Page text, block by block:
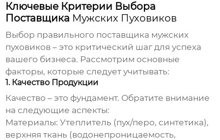
Ключевые Критерии Выбора
Поставщика Мужских Пуховиков
Выбор правильного поставщика мужских
пуховиков – это критический шаг для успеха
вашего бизнеса. Рассмотрим основные
факторы, которые следует учитывать:
1. Качество Продукции
Качество – это фундамент. Обратите внимание
на следующие аспекты:
Материалы: Утеплитель (пух/перо, синтетика),
верхняя ткань (водонепроницаемость,